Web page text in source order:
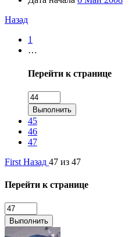
Назад
1
…
Перейти к странице
Выполнить
45
46
47
First Назад 47 из 47
Перейти к странице
Выполнить